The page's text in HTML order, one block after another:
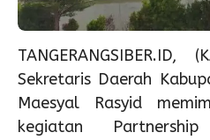
TANGERANGSIBER.ID,
Sekretaris Daerah
Maesyal Rasyid
kegiatan